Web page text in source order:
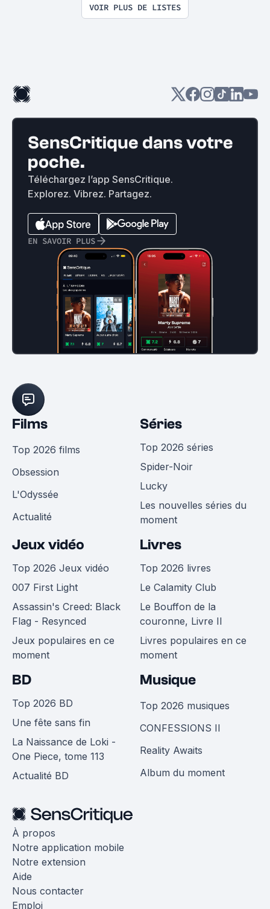
VOIR PLUS DE LISTES
SensCritique dans votre
poche.
Téléchargez l’app SensCritique.
Explorez. Vibrez. Partagez.
EN SAVOIR PLUS
Films
Top 2026 films
Obsession
L'Odyssée
Actualité
Séries
Top 2026 séries
Spider-Noir
Lucky
Les nouvelles séries du
moment
Jeux vidéo
Top 2026 Jeux vidéo
007 First Light
Assassin's Creed: Black
Flag - Resynced
Jeux populaires en ce
moment
Livres
Top 2026 livres
Le Calamity Club
Le Bouffon de la
couronne, Livre II
Livres populaires en ce
moment
BD
Top 2026 BD
Une fête sans fin
La Naissance de Loki -
One Piece, tome 113
Actualité BD
Musique
Top 2026 musiques
CONFESSIONS II
Reality Awaits
Album du moment
À propos
Notre application mobile
Notre extension
Aide
Nous contacter
Emploi